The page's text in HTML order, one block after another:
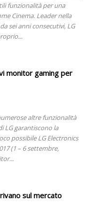
funzionalità per una
Cinema. Leader nella
sei anni consecutivi, LG
monitor gaming per
altre funzionalità
LG garantiscono la
possibile LG Electronics
(1 – 6 settembre,
sul mercato